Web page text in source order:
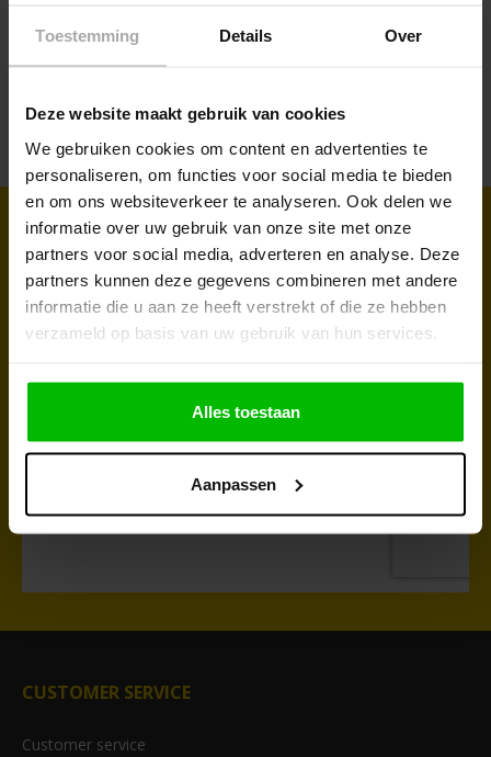
Toestemming Details Over
Deze website maakt gebruik van cookies
We gebruiken cookies om content en advertenties te
personaliseren, om functies voor social media te bieden
en om ons websiteverkeer te analyseren. Ook delen we
informatie over uw gebruik van onze site met onze
partners voor social media, adverteren en analyse. Deze
partners kunnen deze gegevens combineren met andere
informatie die u aan ze heeft verstrekt of die ze hebben
verzameld op basis van uw gebruik van hun services.
Alles toestaan
Aanpassen
Sign up for our newsletter to receive
regular updates and promotions
products. Subscribe to the newsletter and don't miss a thing!
CUSTOMER SERVICE
Customer service